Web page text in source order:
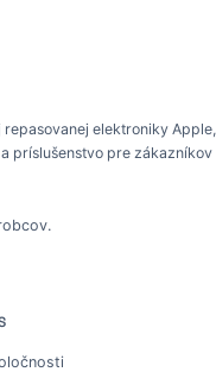
elektroniky Apple,
príslušenstvo pre zákazníkov